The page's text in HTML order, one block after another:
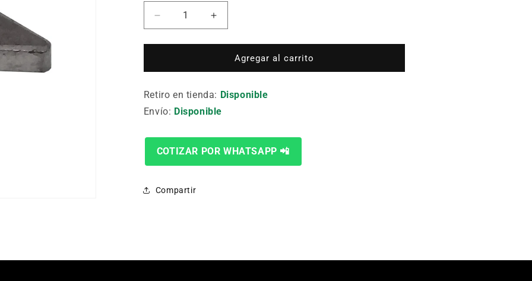
Reducir
cantidad
para
Smv-
Aumentar
cantidad
para
Repuesto
Smv-
Agregar al carrito
Retiro en tienda: Disponible
Envío: Disponible
COTIZAR POR WHATSAPP 📲
Compartir